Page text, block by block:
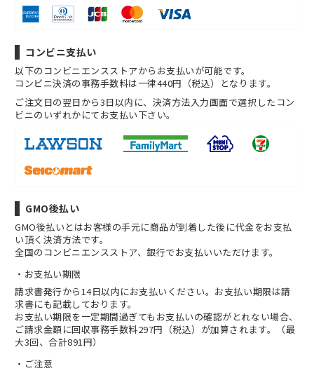
コンビニ支払い
以下のコンビニエンスストアからお支払いが可能です。
コンビニ決済の事務手数料は一律440円（税込）となります。
ご注文日の翌日から3日以内に、決済方法入力画面で選択したコン
ビニのいずれかにてお支払い下さい。
GMO後払い
GMO後払いとはお客様の手元に商品が到着した後に代金をお支払
い頂く決済方法です。
全国のコンビニエンスストア、銀行でお支払いいただけます。
お支払い期限
請求書発行から14日以内にお支払いください。お支払い期限は請
求書にも記載しております。
お支払い期限を一定期間過ぎてもお支払いの確認がとれない場合、
ご請求金額に回収事務手数料297円（税込）が加算されます。（最
大3回、合計891円）
ご注意